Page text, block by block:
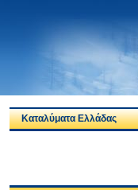
Καταλύματα Ελλάδας